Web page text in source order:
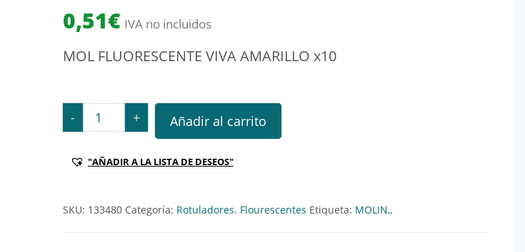
0,51€ IVA no incluidos
MOL FLUORESCENTE VIVA AMARILLO x10
- MOL FLUORESCENTE VIVA AMARILLO x10 Ref.: 133480 cantidad
+ Añadir al carrito
"AÑADIR A LA LISTA DE DESEOS"
SKU: 133480 Categoría: Rotuladores. Flourescentes Etiqueta: MOLIN,,